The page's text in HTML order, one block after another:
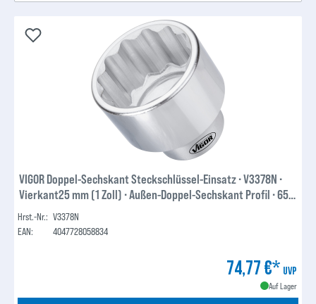
VIGOR Doppel-Sechskant Steckschlüssel-Einsatz ∙ V3378N ∙
Vierkant25 mm (1 Zoll) ∙ Außen-Doppel-Sechskant Profil ∙ 65
mm
Hrst.-Nr.: V3378N
EAN:
4047728058834
74,77 €* UVP
Auf Lager